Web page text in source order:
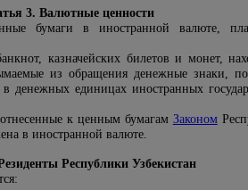
3. Валютные ценности
бумаги в иностранной валюте,
казначейских билетов и монет,
из обращения денежные знаки,
в денежных единицах иностранных
к ценным бумагам Законом
в иностранной валюте.
Республики Узбекистан